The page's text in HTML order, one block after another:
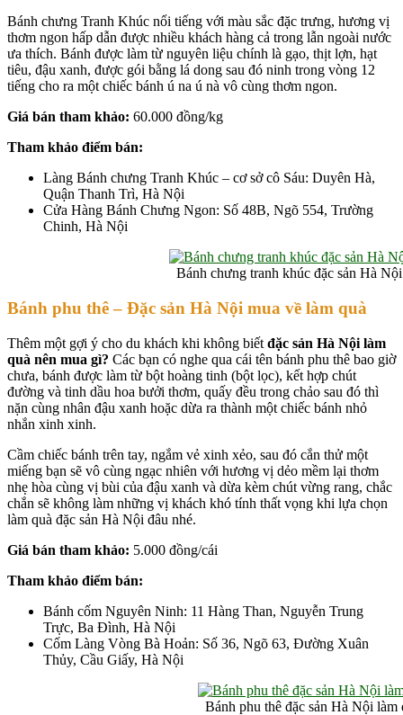
Bánh chưng Tranh Khúc nổi tiếng với màu sắc đặc trưng, hương vị
thơm ngon hấp dẫn được nhiều khách hàng cả trong lẫn ngoài nước
ưa thích. Bánh được làm từ nguyên liệu chính là gạo, thịt lợn, hạt
tiêu, đậu xanh, được gói bằng lá dong sau đó ninh trong vòng 12
tiếng cho ra một chiếc bánh ú na ú nà vô cùng thơm ngon.
Giá bán tham khảo: 60.000 đồng/kg
Tham khảo điểm bán:
Làng Bánh chưng Tranh Khúc – cơ sở cô Sáu: Duyên Hà,
Quận Thanh Trì, Hà Nội
Cửa Hàng Bánh Chưng Ngon: Số 48B, Ngõ 554, Trường
Chinh, Hà Nội
Bánh chưng tranh khúc đặc sản Hà
Bánh phu thê – Đặc sản Hà Nội mua về làm quà
Thêm một gợi ý cho du khách khi không biết đặc sản Hà Nội làm
quà nên mua gì? Các bạn có nghe qua cái tên bánh phu thê bao giờ
chưa, bánh được làm từ bột hoàng tinh (bột lọc), kết hợp chút
đường và tinh dầu hoa bưởi thơm, quấy đều trong chảo sau đó thì
nặn cùng nhân đậu xanh hoặc dừa ra thành một chiếc bánh nhỏ
nhắn xinh xinh.
Cầm chiếc bánh trên tay, ngắm vẻ xinh xẻo, sau đó cắn thử một
miếng bạn sẽ vô cùng ngạc nhiên với hương vị dẻo mềm lại thơm
nhẹ hòa cùng vị bùi của đậu xanh và dừa kèm chút vừng rang, chắc
chắn sẽ không làm những vị khách khó tính thất vọng khi lựa chọn
làm quà đặc sản Hà Nội đâu nhé.
Giá bán tham khảo: 5.000 đồng/cái
Tham khảo điểm bán:
Bánh cốm Nguyên Ninh: 11 Hàng Than, Nguyễn Trung
Trực, Ba Đình, Hà Nội
Cốm Làng Vòng Bà Hoản: Số 36, Ngõ 63, Đường Xuân
Thủy, Cầu Giấy, Hà Nội
Bánh phu thê đặc sản Hà Nội làm